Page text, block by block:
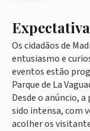
Os cidadãos de
entusiasmo e
eventos estão
Parque de La
Desde o anúncio,
sido intensa, com
acolher os